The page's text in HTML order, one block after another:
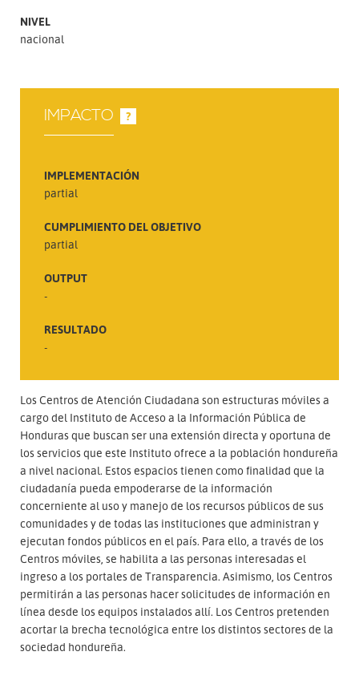
NIVEL
nacional
IMPACTO ?
IMPLEMENTACIÓN
partial
CUMPLIMIENTO DEL OBJETIVO
partial
OUTPUT
-
RESULTADO
-
Los Centros de Atención Ciudadana son estructuras móviles a
cargo del Instituto de Acceso a la Información Pública de
Honduras que buscan ser una extensión directa y oportuna de
los servicios que este Instituto ofrece a la población hondureña
a nivel nacional. Estos espacios tienen como finalidad que la
ciudadanía pueda empoderarse de la información
concerniente al uso y manejo de los recursos públicos de sus
comunidades y de todas las instituciones que administran y
ejecutan fondos públicos en el país. Para ello, a través de los
Centros móviles, se habilita a las personas interesadas el
ingreso a los portales de Transparencia. Asimismo, los Centros
permitirán a las personas hacer solicitudes de información en
línea desde los equipos instalados allí. Los Centros pretenden
acortar la brecha tecnológica entre los distintos sectores de la
sociedad hondureña.